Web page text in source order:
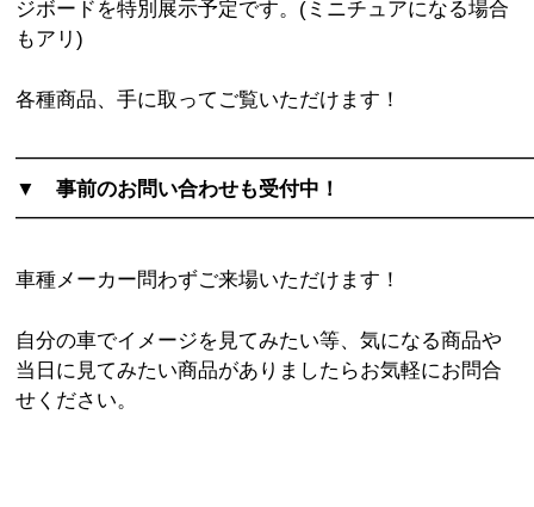
ジボードを特別展示予定です。(ミニチュアになる場合
もアリ)
各種商品、手に取ってご覧いただけます！
▼ 事前のお問い合わせも受付中！
車種メーカー問わずご来場いただけます！
自分の車でイメージを見てみたい等、気になる商品や
当日に見てみたい商品がありましたらお気軽にお問合
せください。